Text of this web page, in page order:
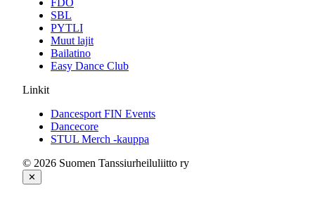
FDO
SBL
PYTLI
Muut lajit
Bailatino
Easy Dance Club
Linkit
Dancesport FIN Events
Dancecore
STUL Merch -kauppa
© 2026 Suomen Tanssiurheiluliitto ry
✕